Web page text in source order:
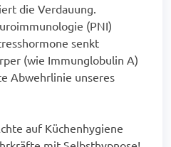
die Verdauung.
(PNI)
senkt
(wie Immunglobulin A)
Abwehrlinie unseres
auf Küchenhygiene